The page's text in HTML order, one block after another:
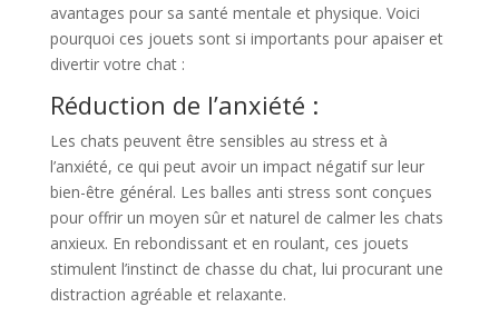
avantages pour sa santé mentale et physique. Voici
pourquoi ces jouets sont si importants pour apaiser et
divertir votre chat :
Réduction de l’anxiété :
Les chats peuvent être sensibles au stress et à
l’anxiété, ce qui peut avoir un impact négatif sur leur
bien-être général. Les balles anti stress sont conçues
pour offrir un moyen sûr et naturel de calmer les chats
anxieux. En rebondissant et en roulant, ces jouets
stimulent l’instinct de chasse du chat, lui procurant une
distraction agréable et relaxante.